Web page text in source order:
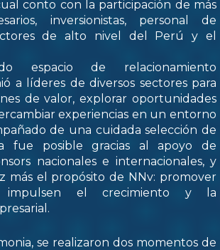
conto con la participación de más
inversionistas, personal de
de alto nivel del Perú y el
espacio de relacionamiento
a líderes de diversos sectores para
de valor, explorar oportunidades
experiencias en un entorno
de una cuidada selección de
fue posible gracias al apoyo de
nacionales e internacionales, y
más el propósito de NNv: promover
impulsen el crecimiento y la
se realizaron dos momentos de